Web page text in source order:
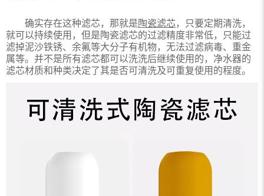
确实存在这种滤芯，那就是陶瓷滤芯 ，只要定期清洗，
就可以持续使用，但是陶瓷滤芯的过滤精度非常低，只能过
滤掉泥沙铁锈、余氟等大分子有机物，无法过滤病毒、重金
属等。并不是所有滤芯都可以洗洗后继续使用的，净水器的
滤芯材质和种类决定了其是否可清洗及可重复使用的程度。